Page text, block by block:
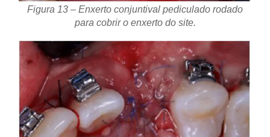
Figura 13 – Enxerto conjuntival pediculado rodado
para cobrir o enxerto do site.